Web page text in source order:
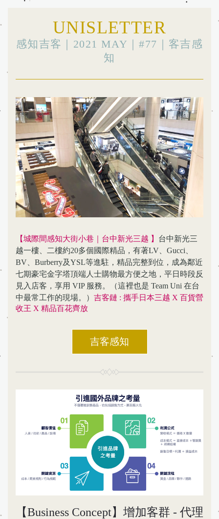
UNISLETTER
感知吉客｜2021 MAY｜#77｜客吉感
知
【城際間感知大街小巷｜台中新光三越 】 台中新光三
越一樓、二樓約20多個國際精品，有著LV、Gucci、
BV、Burberry及YSL等進駐，精品完整到位，成為鄰近
七期豪宅金字塔頂端人士購物最方便之地，平日時段反
見入店客，享用 VIP 服務。（這裡也是 Team Uni 在台
中最常工作的現場。） 吉客鏈 : 攜手日本三越 X 百貨營
收王 X 精品百花齊放
吉客感知
【Business Concept】增加客群 - 代理